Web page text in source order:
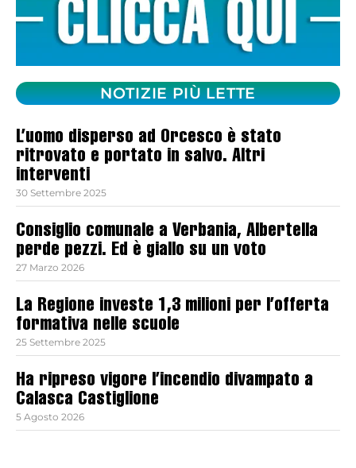
NOTIZIE PIÙ LETTE
L’uomo disperso ad Orcesco è stato
ritrovato e portato in salvo. Altri
interventi
30 Settembre 2025
Consiglio comunale a Verbania, Albertella
perde pezzi. Ed è giallo su un voto
27 Marzo 2026
La Regione investe 1,3 milioni per l’offerta
formativa nelle scuole
25 Settembre 2025
Ha ripreso vigore l’incendio divampato a
Calasca Castiglione
5 Agosto 2026